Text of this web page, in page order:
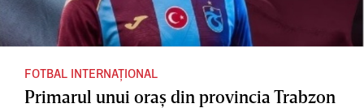
FOTBAL INTERNAȚIONAL
Primarul unui oraş din provincia Trabzon